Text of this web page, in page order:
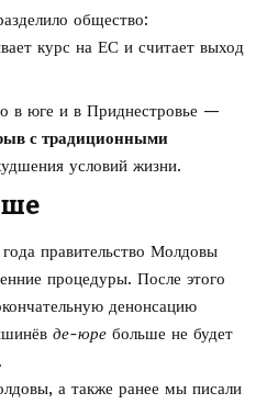
общество:
курс на ЕС и считает выход
в юге и в Приднестровье —
с традиционными
условий жизни.
правительство Молдовы
процедуры. После этого
денонсацию
де-юре больше не будет
а также ранее мы писали